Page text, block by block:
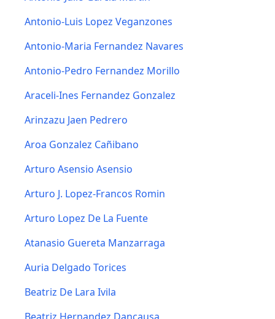
Antonio-Luis Lopez Veganzones
Antonio-Maria Fernandez Navares
Antonio-Pedro Fernandez Morillo
Araceli-Ines Fernandez Gonzalez
Arinzazu Jaen Pedrero
Aroa Gonzalez Cañibano
Arturo Asensio Asensio
Arturo J. Lopez-Francos Romin
Arturo Lopez De La Fuente
Atanasio Guereta Manzarraga
Auria Delgado Torices
Beatriz De Lara Ivila